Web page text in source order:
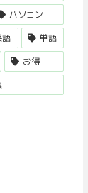
パソコン
語
単語
お得